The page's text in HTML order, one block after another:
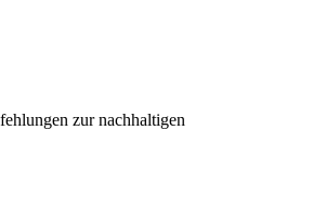
zur nachhaltigen